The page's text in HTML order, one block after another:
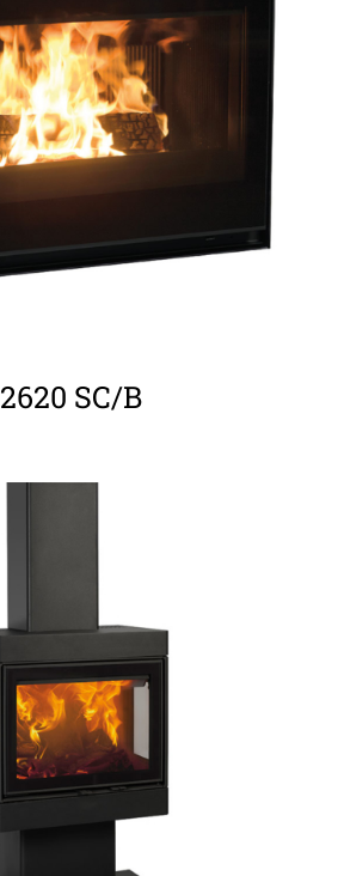
ΛΕΠΤΟΜΈΡΕΙΕΣ
2620 SC/B
ΛΕΠΤΟΜΈΡΕΙΕΣ